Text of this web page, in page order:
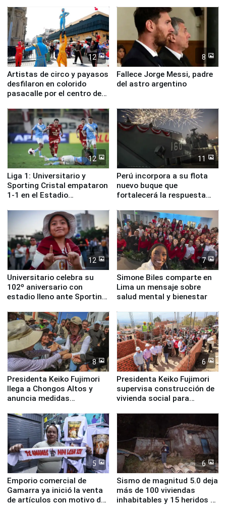
12
Artistas de circo y payasos
desfilaron en colorido
pasacalle por el centro de
8
Fallece Jorge Messi, padre
del astro argentino
12
Liga 1: Universitario y
Sporting Cristal empataron
1-1 en el Estadio
11
Perú incorpora a su flota
nuevo buque que
fortalecerá la respuesta
12
Universitario celebra su
102º aniversario con
estadio lleno ante Sporting
7
Simone Biles comparte en
Lima un mensaje sobre
salud mental y bienestar
8
Presidenta Keiko Fujimori
llega a Chongos Altos y
anuncia medidas
educación, salud y empleo
6
Presidenta Keiko Fujimori
supervisa construcción de
vivienda social para
5
Emporio comercial de
Gamarra ya inició la venta
de artículos con motivo de
6
Sismo de magnitud 5.0 deja
más de 100 viviendas
inhabitables y 15 heridos en